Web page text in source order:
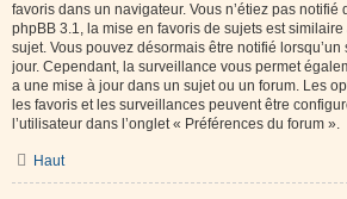
favoris dans un navigateur. Vous n’étiez pas notifié
phpBB 3.1, la mise en favoris de sujets est similaire
sujet. Vous pouvez désormais être notifié
jour. Cependant, la surveillance vous permet
a une mise à jour dans un sujet ou un forum. Les
les favoris et les surveillances peuvent être
l’utilisateur dans l’onglet « Préférences du forum ».
Haut